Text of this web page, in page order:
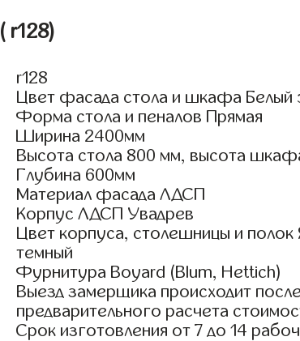
( r128)
r128
Цвет фасада стола и шкафа Белый
Форма стола и пеналов Прямая
Ширина 2400мм
Высота стола 800 мм, высота
Глубина 600мм
Материал фасада ЛДСП
Корпус ЛДСП Увадрев
Цвет корпуса, столешницы и
темный
Фурнитура Boyard (Blum, Hettich)
Выезд замерщика происходит после
предварительного расчета
Срок изготовления от 7 до 14